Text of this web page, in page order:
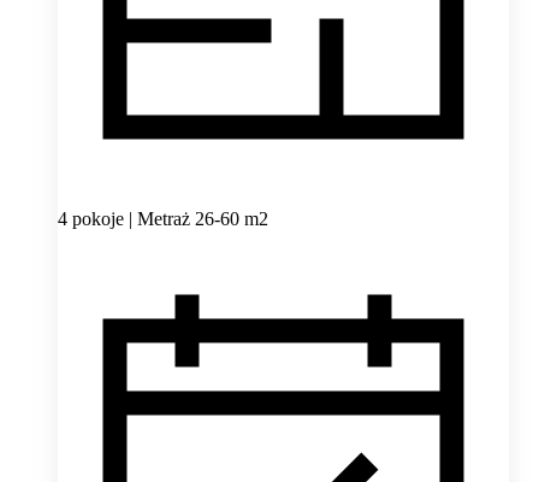
4 pokoje | Metraż 26-60 m2